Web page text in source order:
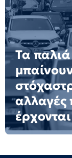
Τα
αλλαγές
έρχονται